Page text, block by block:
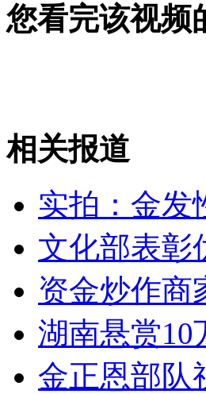
孩子幼儿园过生日 派送礼物近
外交部：反对强权政治霸凌主
外交部：有关国家言论片面不
您看完该视频
相关报道
实拍：金发
文化部表彰
资金炒作商
湖南悬赏10
金正恩部队